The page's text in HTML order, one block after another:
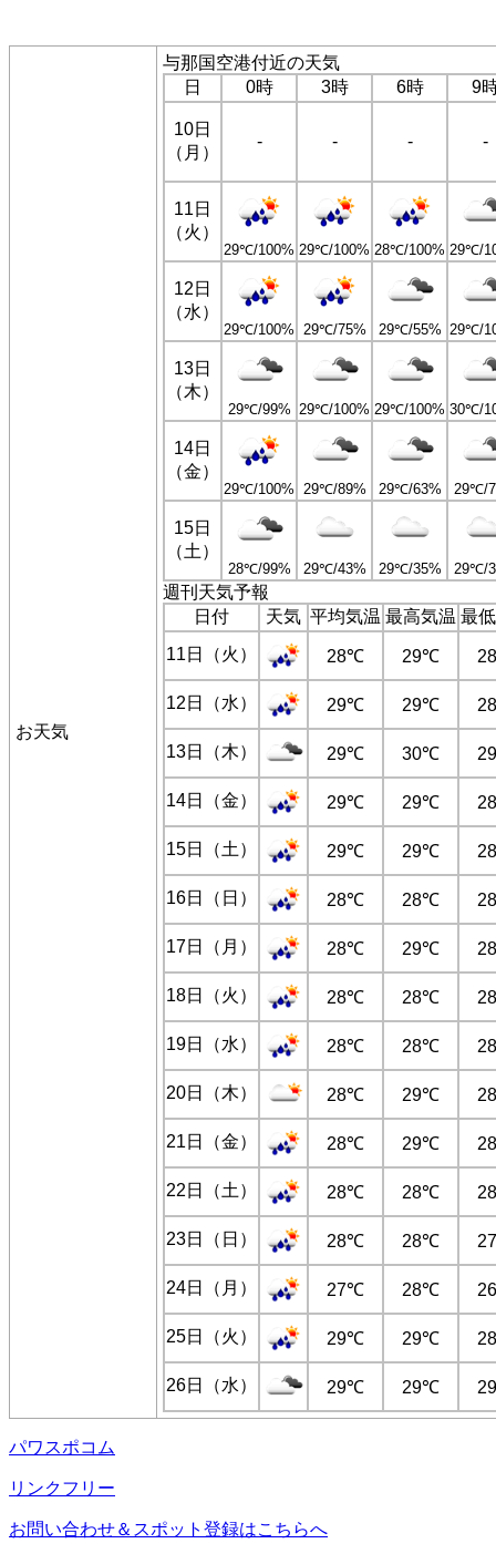
お天気
与那国空港付近の天気
日
0時 3時 6時 9
10日
（月）
- - - -
11日
（火）
29℃/100% 29℃/100% 28℃/100% 29℃/
12日
（水）
29℃/100% 29℃/75% 29℃/55% 29℃/
13日
（木）
29℃/99% 29℃/100% 29℃/100% 30℃/
14日
（金）
29℃/100% 29℃/89% 29℃/63% 29℃/
15日
（土）
28℃/99% 29℃/43% 29℃/35% 29℃/
週刊天気予報
日付
天気 平均気温 最高気温 最
11日（火）
28℃ 29℃
12日（水） 29℃ 29℃
13日（木） 29℃ 30℃
14日（金） 29℃ 29℃
15日（土） 29℃ 29℃
16日（日） 28℃ 28℃
17日（月） 28℃ 29℃
18日（火） 28℃ 28℃
19日（水） 28℃ 28℃
20日（木） 28℃ 29℃
21日（金） 28℃ 29℃
22日（土） 28℃ 28℃
23日（日） 28℃ 28℃
24日（月） 27℃ 28℃
25日（火） 29℃ 29℃
26日（水） 29℃ 29℃
パワスポコム
リンクフリー
お問い合わせ＆スポット登録はこちらへ